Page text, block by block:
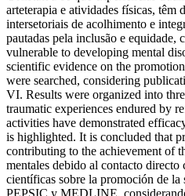
arteterapia e atividades físicas, têm
intersetoriais de acolhimento e
pautadas pela inclusão e
vulnerable to developing mental
scientific evidence on the
were searched, considering
VI. Results were organized into
traumatic experiences endured by
activities have demonstrated
is highlighted. It is concluded that
contributing to the achievement of
mentales debido al contacto
científicas sobre la promoción de
PEPSIC y MEDLINE,